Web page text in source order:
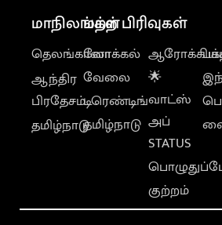
மாநிலங்கள்
தெலங்கானா
ஆந்திர
பிரதேசம்
தமிழ்நாடு
மற்ற பிரிவுகள்
லோக்கல்
வேலை
டிரெண்டிங்
தமிழ்நாடு
🌟
வாட்ஸ்
அப்
STATUS
குற்றம்